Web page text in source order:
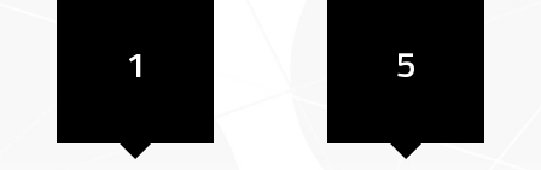
1 5